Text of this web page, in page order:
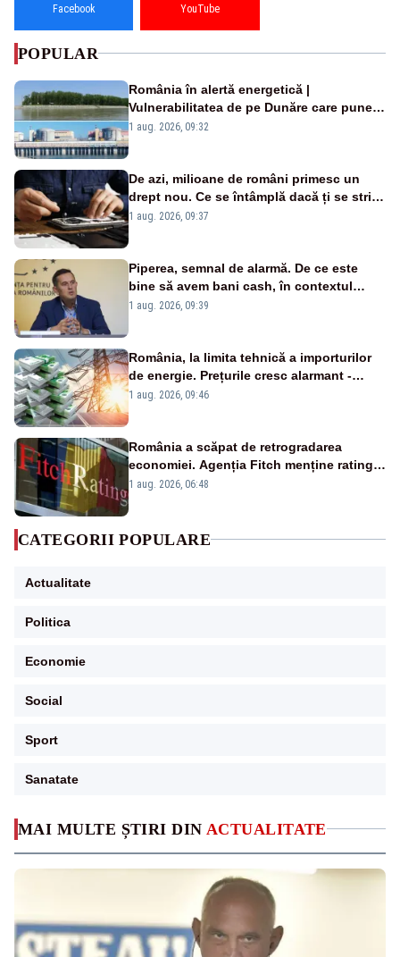
MAI MULTE ȘTIRI DIN ACTUALITATE
Facebook YouTube
POPULAR
România în alertă energetică |
Vulnerabilitatea de pe Dunăre care pune
în pericol Centrala Cernavodă era
1 aug. 2026, 09:32
De azi, milioane de români primesc un
drept nou. Ce se întâmplă dacă ți se strică
un produs
1 aug. 2026, 09:37
Piperea, semnal de alarmă. De ce este
bine să avem bani cash, în contextul
alertei energetice?
1 aug. 2026, 09:39
România, la limita tehnică a importurilor
de energie. Prețurile cresc alarmant -
Analiză Realitatea Plus
1 aug. 2026, 09:46
România a scăpat de retrogradarea
economiei. Agenția Fitch menține ratingul
„BBB-” cu perspectivă negativă
1 aug. 2026, 06:48
CATEGORII POPULARE
Actualitate
Politica
Economie
Social
Sport
Sanatate